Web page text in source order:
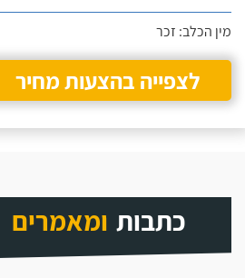
מין הכלב: זכר
לצפייה בהצעות מחיר
כתבות ומאמרים